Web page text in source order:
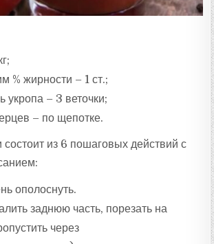
% жирности – 1 ст.;
укропа – 3 веточки;
– по щепотке.
состоит из 6 пошаговых действий с
ополоснуть.
заднюю часть, порезать на
через